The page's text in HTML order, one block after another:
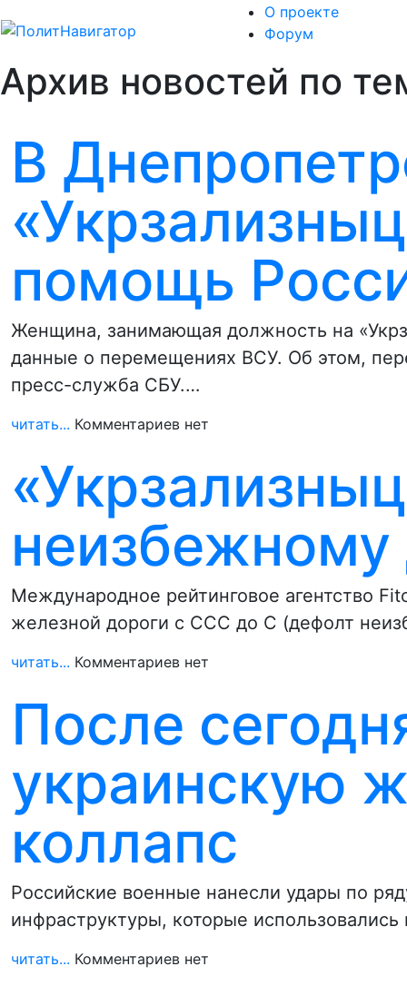
О проекте
Форум
Архив новостей по
В
помощь
Женщина, занимающая должность на
данные о перемещениях ВСУ. Об этом,
пресс-служба СБУ.…
читать... Комментариев нет
Международное рейтинговое агентство
железной дороги с ССС до С (дефолт
читать... Комментариев нет
После
украинскую
коллапс
Российские военные нанесли удары по
инфраструктуры, которые
читать... Комментариев нет